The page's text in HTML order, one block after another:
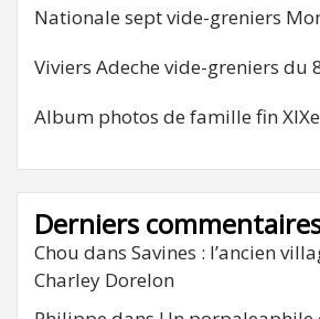
Nationale sept vide-greniers
Viviers Adeche vide-greniers du
Album photos de famille fin
Derniers
Chou dans Savines : l’ancien
Charley Dorelon